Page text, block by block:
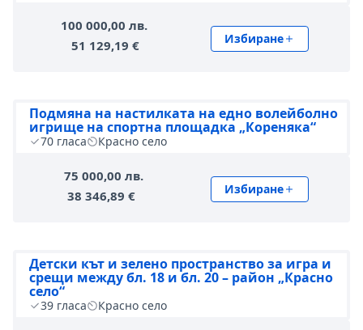
100 000,00 лв.
51 129,19 €
Избиране
Подмяна на настилката на едно волейболно
игрище на спортна площадка „Кореняка“
70 гласа Красно село
75 000,00 лв.
38 346,89 €
Избиране
Детски кът и зелено пространство за игра и
срещи между бл. 18 и бл. 20 – район „Красно
село“
39 гласа Красно село